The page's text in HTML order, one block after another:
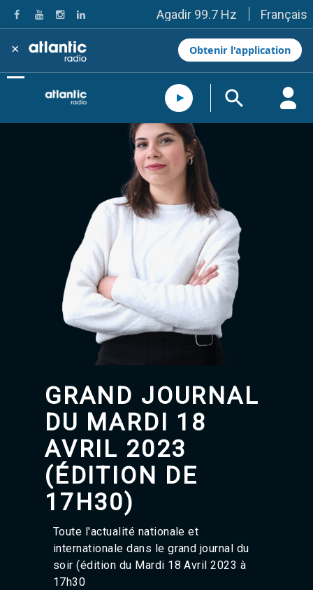
Agadir 99.7 Hz
Tanger 103.3 Hz
Tétouan 87.8 Hz
Fès 98.8 Hz
Meknès 97.2 Hz
El Jadida 97.3
Settat 104,6
Essaouira 96.6
Safi 92.3
Taza 103.0
Taounate 95.6
Tiznit 103.1
SkhourRhamna 92.2
Taroudant 104.9
Guelmim 91.9
Tan-Tan 95.2
Tafraout 104.9
Casablanca 92.5 Hz
Rabat, Salé 106.9 Hz
Marrakech 90.5 Hz
Agadir 99.7 Hz
Tanger 103.3 Hz
Fès 98.8 Hz
El Jadida 97.3
Settat 104,6
Chefchaouen 106.4
Essaouira 96.6
Taza 103.0
Taounate 95.6
SkhourRhamna 92.2
Taroudant 104.9
Guelmim 91.9
Tan-Tan 95.2
Tafraout 104.9
Français
× Obtenir l'application
GRAND JOURNAL
DU MARDI 18
AVRIL 2023
(ÉDITION DE
17H30)
Toute l'actualité nationale et
internationale dans le grand journal du
soir (édition du Mardi 18 Avril 2023 à
17h30